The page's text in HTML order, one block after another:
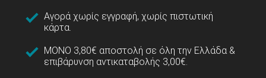
Αγορά χωρίς εγγραφή, χωρίς πιστωτική
κάρτα.
ΜΟΝΟ 3,80€ αποστολή σε όλη την Ελλάδα &
επιβάρυνση αντικαταβολής 3,00€.